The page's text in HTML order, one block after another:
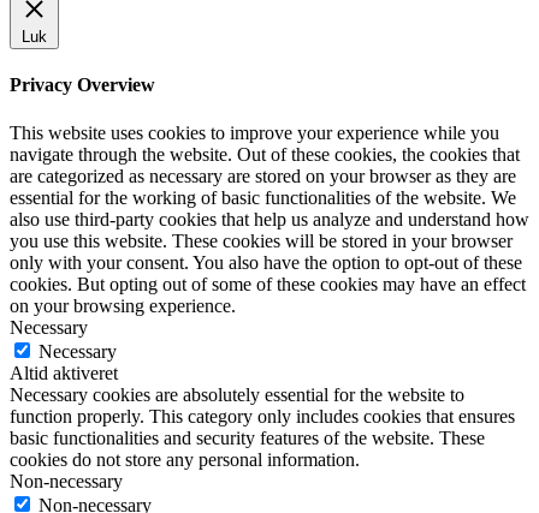
Luk
Privacy Overview
This website uses cookies to improve your experience while you
navigate through the website. Out of these cookies, the cookies that
are categorized as necessary are stored on your browser as they are
essential for the working of basic functionalities of the website. We
also use third-party cookies that help us analyze and understand how
you use this website. These cookies will be stored in your browser
only with your consent. You also have the option to opt-out of these
cookies. But opting out of some of these cookies may have an effect
on your browsing experience.
Necessary
Necessary
Altid aktiveret
Necessary cookies are absolutely essential for the website to
function properly. This category only includes cookies that ensures
basic functionalities and security features of the website. These
cookies do not store any personal information.
Non-necessary
Non-necessary